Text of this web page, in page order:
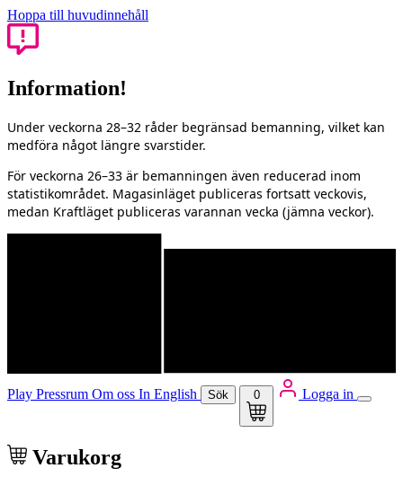
Hoppa till huvudinnehåll
Information!
Under veckorna 28–32 råder begränsad bemanning, vilket kan
medföra något längre svarstider.
För veckorna 26–33 är bemanningen även reducerad inom
statistikområdet. Magasinläget publiceras fortsatt veckovis,
medan Kraftläget publiceras varannan vecka (jämna veckor).
Play Pressrum Om oss In English Sök 0 Logga in
Varukorg